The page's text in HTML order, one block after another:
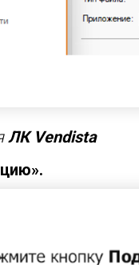
ЛК Vendista